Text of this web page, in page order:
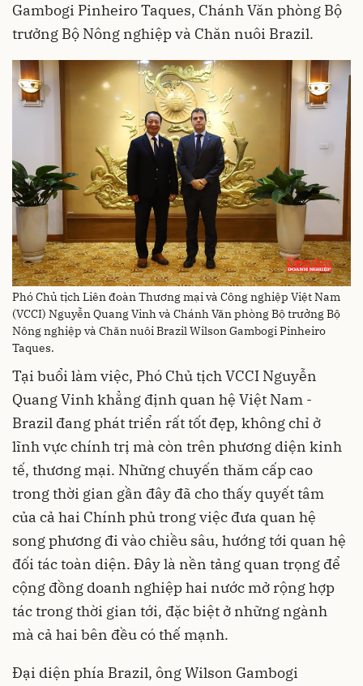
Gambogi Pinheiro Taques, Chánh Văn phòng Bộ
trưởng Bộ Nông nghiệp và Chăn nuôi Brazil.
Phó Chủ tịch Liên đoàn Thương mại và Công nghiệp Việt Nam
(VCCI) Nguyễn Quang Vinh và Chánh Văn phòng Bộ trưởng Bộ
Nông nghiệp và Chăn nuôi Brazil Wilson Gambogi Pinheiro
Taques.
Tại buổi làm việc, Phó Chủ tịch VCCI Nguyễn
Quang Vinh khẳng định quan hệ Việt Nam -
Brazil đang phát triển rất tốt đẹp, không chỉ ở
lĩnh vực chính trị mà còn trên phương diện kinh
tế, thương mại. Những chuyến thăm cấp cao
trong thời gian gần đây đã cho thấy quyết tâm
của cả hai Chính phủ trong việc đưa quan hệ
song phương đi vào chiều sâu, hướng tới quan hệ
đối tác toàn diện. Đây là nền tảng quan trọng để
cộng đồng doanh nghiệp hai nước mở rộng hợp
tác trong thời gian tới, đặc biệt ở những ngành
mà cả hai bên đều có thế mạnh.
Đại diện phía Brazil, ông Wilson Gambogi